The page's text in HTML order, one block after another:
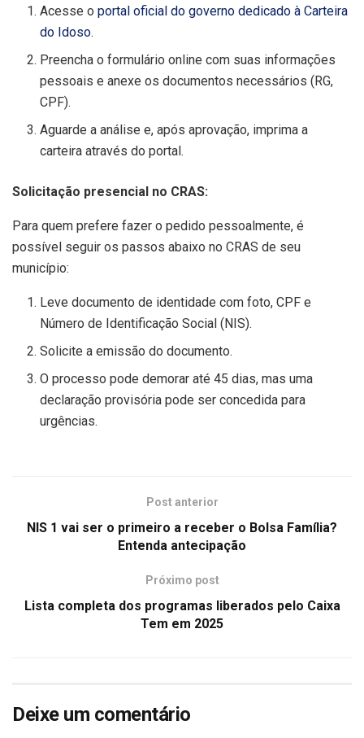
Acesse oportal oficial do governo dedicado à Carteira
do Idoso.
Preencha o formulário online com suas informações
pessoais e anexe os documentos necessários (RG,
CPF).
Aguarde a análise e, após aprovação, imprima a
carteira através do portal.
Solicitação presencial no CRAS:
Para quem prefere fazer o pedido pessoalmente, é
possível seguir os passos abaixo no CRAS de seu
município:
Leve documento de identidade com foto, CPF e
Número de Identificação Social (NIS).
Solicite a emissão do documento.
O processo pode demorar até 45 dias, mas uma
declaração provisória pode ser concedida para
urgências.
Post anterior
NIS 1 vai ser o primeiro a receber o Bolsa Família?
Entenda antecipação
Próximo post
Lista completa dos programas liberados pelo Caixa
Tem em 2025
Deixe um comentário